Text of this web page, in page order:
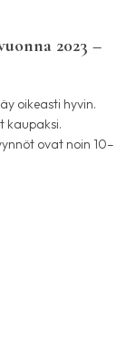
2023 –
oikeasti hyvin.
kaupaksi.
ovat noin 10–